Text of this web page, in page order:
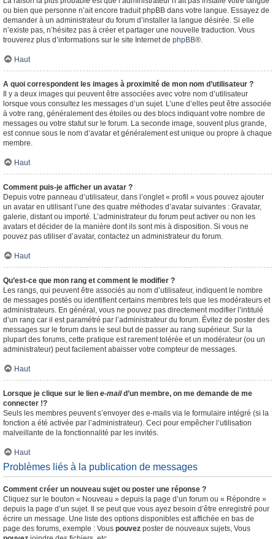
ou bien que personne n’ait encore traduit phpBB dans votre langue. Essayez de
demander à un administrateur du forum d’installer la langue désirée. Si elle
n’existe pas, n’hésitez pas à créer et partager une nouvelle traduction. Vous
trouverez plus d’informations sur le site Internet de phpBB®.
Haut
A quoi correspondent les images à proximité de mon nom d’utilisateur ?
Il y a deux images qui peuvent être associées avec votre nom d’utilisateur
lorsque vous consultez les messages d’un sujet. L’une d’elles peut être associée
à votre rang, généralement des étoiles ou des blocs indiquant votre nombre de
messages ou votre statut sur le forum. La seconde image, souvent plus grande,
est connue sous le nom d’avatar et généralement est unique ou propre à chaque
membre.
Haut
Comment puis-je afficher un avatar ?
Depuis votre panneau d’utilisateur, dans l’onglet « profil » vous pouvez ajouter
un avatar en utilisant l’une des quatre méthodes d’avatar suivantes : Gravatar,
galerie, distant ou importé. L’administrateur du forum peut activer ou non les
avatars et décider de la manière dont ils sont mis à disposition. Si vous ne
pouvez pas utiliser d’avatar, contactez un administrateur du forum.
Haut
Qu’est-ce que mon rang et comment le modifier ?
Les rangs, qui peuvent être associés au nom d’utilisateur, indiquent le nombre
de messages postés ou identifient certains membres tels que les modérateurs et
administrateurs. En général, vous ne pouvez pas directement modifier l’intitulé
d’un rang car il est paramétré par l’administrateur du forum. Évitez de poster des
messages sur le forum dans le seul but de passer au rang supérieur. Sur la
plupart des forums, cette pratique est rarement tolérée et un modérateur (ou un
administrateur) peut facilement abaisser votre compteur de messages.
Haut
Lorsque je clique sur le lien e-maild’un membre, on me demande de me
connecter !?
Seuls les membres peuvent s’envoyer des e-mails via le formulaire intégré (si la
fonction a été activée par l’administrateur). Ceci pour empêcher l’utilisation
malveillante de la fonctionnalité par les invités.
Haut
Problèmes liés à la publication de messages
Comment créer un nouveau sujet ou poster une réponse ?
Cliquez sur le bouton « Nouveau » depuis la page d’un forum ou « Répondre »
depuis la page d’un sujet. Il se peut que vous ayez besoin d’être enregistré pour
écrire un message. Une liste des options disponibles est affichée en bas de
page des forums, exemple : Vous pouvez poster de nouveaux sujets, Vous